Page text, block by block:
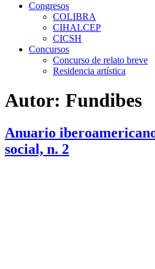
Congresos
COLIBRA
CIHALCEP
CICSH
Concursos
Concurso de relato breve
Residencia artística
Autor: Fundibes
Anuario
social, n. 2